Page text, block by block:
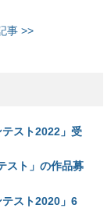
事 >>
スト2022」受
スト」の作品募
スト2020」6